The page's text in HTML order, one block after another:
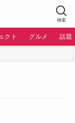
検索
クト グルメ 話題